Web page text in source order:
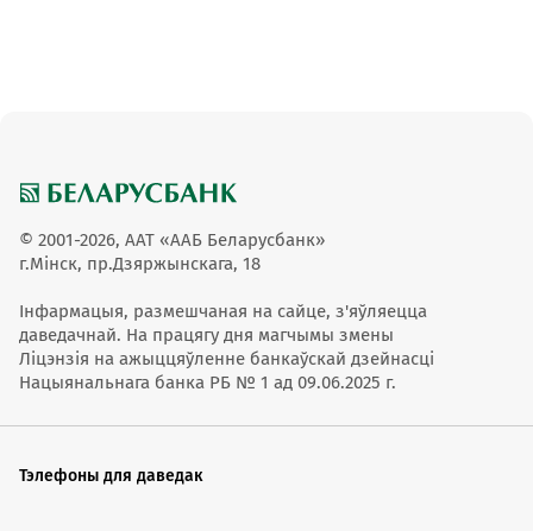
© 2001-2026, ААТ «ААБ Беларусбанк»
г.Мінск, пр.Дзяржынскага, 18
Інфармацыя, размешчаная на сайце, з'яўляецца
даведачнай. На працягу дня магчымы змены
Ліцэнзія на ажыццяўленне банкаўскай дзейнасці
Нацыянальнага банка РБ № 1 ад 09.06.2025 г.
Тэлефоны для даведак